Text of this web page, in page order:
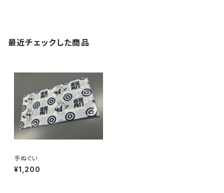
最近チェックした商品
手ぬぐい
¥1,200